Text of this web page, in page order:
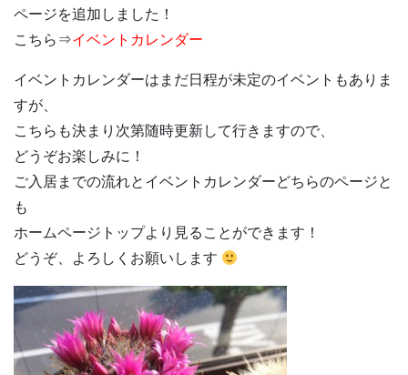
ページを追加しました！
こちら⇒イベントカレンダー
イベントカレンダーはまだ日程が未定のイベントもありま
すが、
こちらも決まり次第随時更新して行きますので、
どうぞお楽しみに！
ご入居までの流れとイベントカレンダーどちらのページと
も
ホームページトップより見ることができます！
どうぞ、よろしくお願いします